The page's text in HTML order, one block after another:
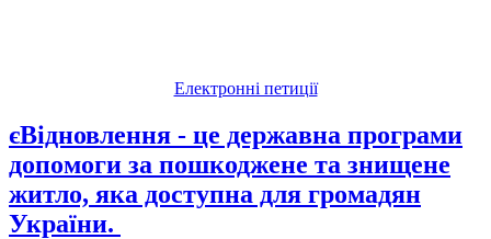
Електронні петиції
єВідновлення - це державна програми
допомоги за пошкоджене та знищене
житло, яка доступна для громадян
України.